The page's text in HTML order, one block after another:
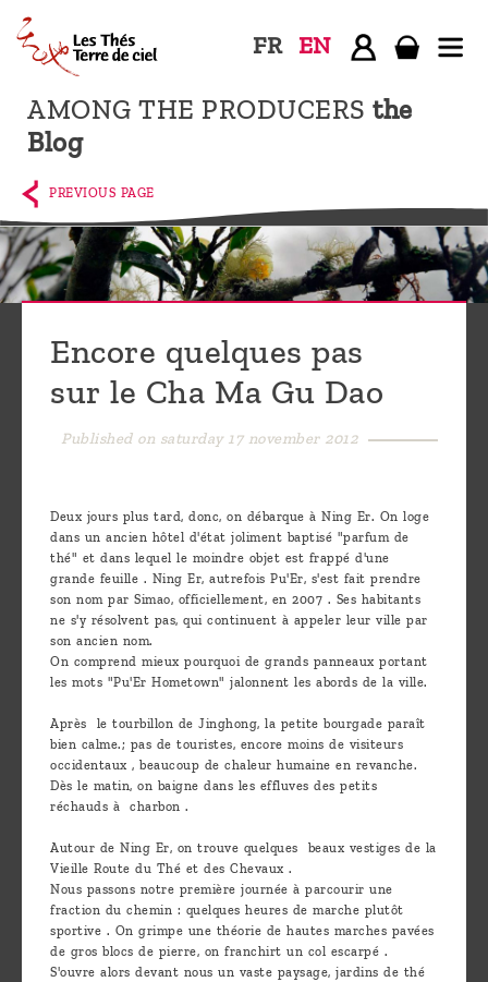
AMONG THE PRODUCERS the
Blog
FR EN
Home
The
shop
Terre
de
Ciel
producers,
Discover
Pu'Erh
How
infuse
your
Leave us
message
PREVIOUS PAGE
Encore quelques pas
sur le Cha Ma Gu Dao
Published on saturday 17 november 2012
Deux jours plus tard, donc, on débarque à Ning Er. On loge
dans un ancien hôtel d'état joliment baptisé "parfum de
thé" et dans lequel le moindre objet est frappé d'une
grande feuille . Ning Er, autrefois Pu'Er, s'est fait prendre
son nom par Simao, officiellement, en 2007 . Ses habitants
ne s'y résolvent pas, qui continuent à appeler leur ville par
son ancien nom.
On comprend mieux pourquoi de grands panneaux portant
les mots "Pu'Er Hometown" jalonnent les abords de la ville.
Après le tourbillon de Jinghong, la petite bourgade paraît
bien calme.; pas de touristes, encore moins de visiteurs
occidentaux , beaucoup de chaleur humaine en revanche.
Dès le matin, on baigne dans les effluves des petits
réchauds à charbon .
Autour de Ning Er, on trouve quelques beaux vestiges de la
Vieille Route du Thé et des Chevaux .
Nous passons notre première journée à parcourir une
fraction du chemin : quelques heures de marche plutôt
sportive . On grimpe une théorie de hautes marches pavées
de gros blocs de pierre, on franchirt un col escarpé .
S'ouvre alors devant nous un vaste paysage, jardins de thé